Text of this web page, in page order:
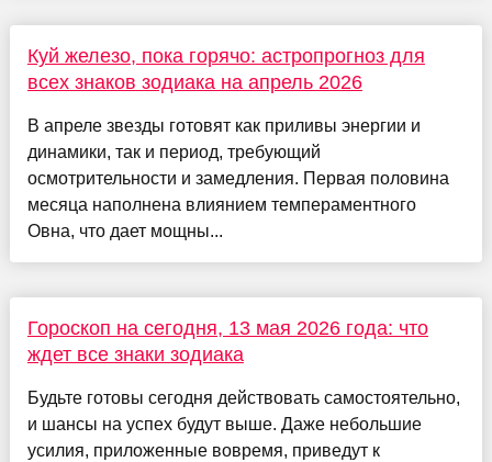
Куй железо, пока горячо: астропрогноз для
всех знаков зодиака на апрель 2026
В апреле звезды готовят как приливы энергии и
динамики, так и период, требующий
осмотрительности и замедления. Первая половина
месяца наполнена влиянием темпераментного
Овна, что дает мощны...
Гороскоп на сегодня, 13 мая 2026 года: что
ждет все знаки зодиака
Будьте готовы сегодня действовать самостоятельно,
и шансы на успех будут выше. Даже небольшие
усилия, приложенные вовремя, приведут к